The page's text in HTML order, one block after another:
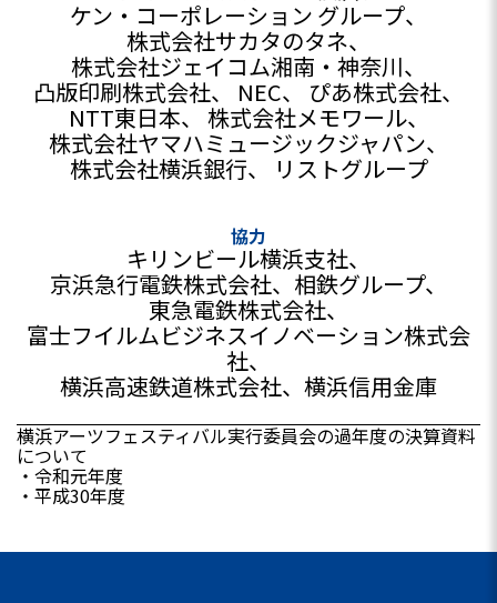
ケン・コーポレーション グループ
株式会社サカタのタネ
株式会社ジェイコム湘南・神奈川
凸版印刷株式会社 NEC ぴあ株式会社
NTT東日本 株式会社メモワール
株式会社ヤマハミュージックジャパン
株式会社横浜銀行 リストグループ
協力
キリンビール横浜支社、
京浜急行電鉄株式会社、 相鉄グループ、
東急電鉄株式会社、
富士フイルムビジネスイノベーション株式会
社、
横浜高速鉄道株式会社、 横浜信用金庫
横浜アーツフェスティバル実行委員会の過年度の決算資料
について
・令和元年度
・平成30年度